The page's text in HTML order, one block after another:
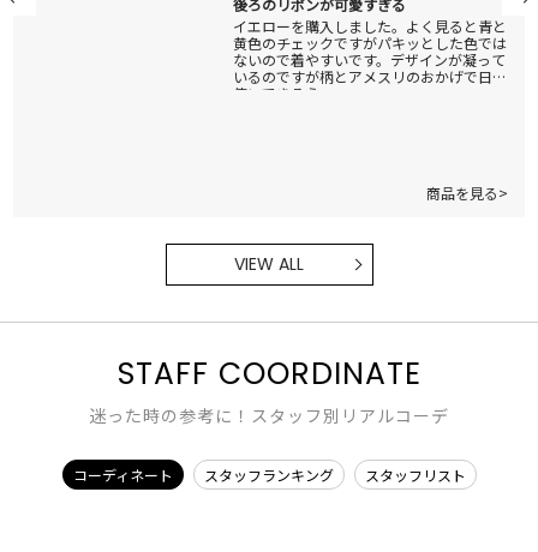
後ろのリボンが可愛すぎる
イエローを購入しました。よく見ると青と
黄色のチェックですがパキッとした色では
ないので着やすいです。デザインが凝って
いるのですが柄とアメスリのおかげで日常
使いできそう。
商品を見る>
VIEW ALL
STAFF COORDINATE
迷った時の参考に！スタッフ別リアルコーデ
コーディネート スタッフランキング スタッフリスト